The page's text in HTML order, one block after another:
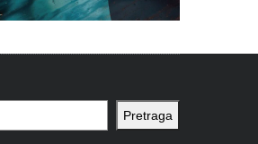
Pretraga